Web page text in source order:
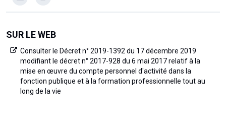
SUR LE WEB
Consulter le Décret n° 2019-1392 du 17 décembre 2019
modifiant le décret n° 2017-928 du 6 mai 2017 relatif à la
mise en œuvre du compte personnel d'activité dans la
fonction publique et à la formation professionnelle tout au
long de la vie